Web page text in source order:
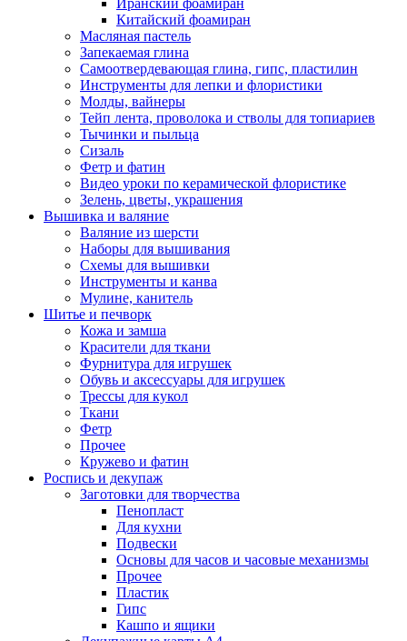
Китайский фоамиран
Масляная пастель
Запекаемая глина
Самоотвердевающая глина, гипс, пластилин
Инструменты для лепки и флористики
Молды, вайнеры
Тейп лента, проволока и стволы для топиариев
Тычинки и пыльца
Сизаль
Фетр и фатин
Видео уроки по керамической флористике
Зелень, цветы, украшения
Вышивка и валяние
Валяние из шерсти
Наборы для вышивания
Схемы для вышивки
Инструменты и канва
Мулине, канитель
Шитье и печворк
Кожа и замша
Красители для ткани
Фурнитура для игрушек
Обувь и аксессуары для игрушек
Трессы для кукол
Ткани
Фетр
Прочее
Кружево и фатин
Роспись и декупаж
Заготовки для творчества
Пенопласт
Для кухни
Подвески
Основы для часов и часовые механизмы
Прочее
Пластик
Гипс
Кашпо и ящики